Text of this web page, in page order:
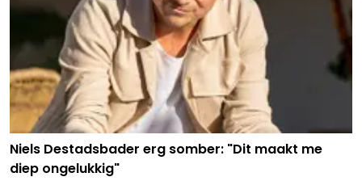
Niels Destadsbader erg somber: "Dit maakt me
diep ongelukkig"